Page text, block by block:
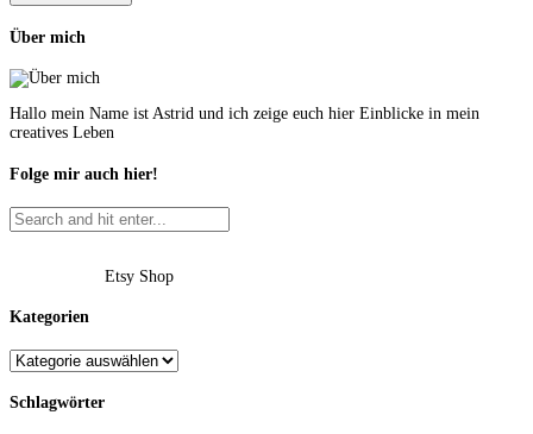
Über mich
Hallo mein Name ist Astrid und ich zeige euch hier Einblicke in mein
creatives Leben
Folge mir auch hier!
Etsy Shop
Kategorien
Schlagwörter